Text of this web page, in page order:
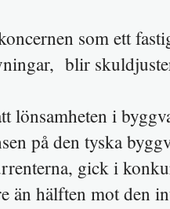
som ett
blir
lönsamheten i
på den tyska
gick i
än hälften mot den